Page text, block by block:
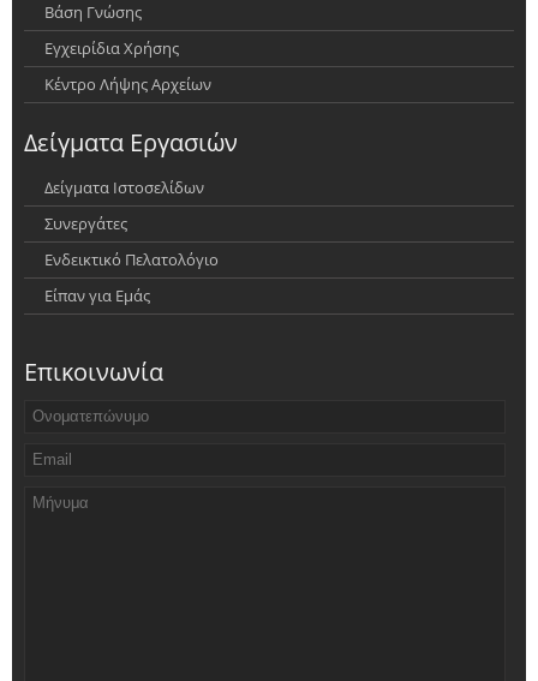
Βάση Γνώσης
Εγχειρίδια Χρήσης
Κέντρο Λήψης Αρχείων
Δείγματα Εργασιών
Δείγματα Ιστοσελίδων
Συνεργάτες
Ενδεικτικό Πελατολόγιο
Είπαν για Εμάς
Επικοινωνία